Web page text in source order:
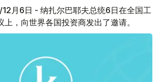
月6日 - 纳扎尔巴耶夫总统6日在全国工
上，向世界各国投资商发出了邀请。